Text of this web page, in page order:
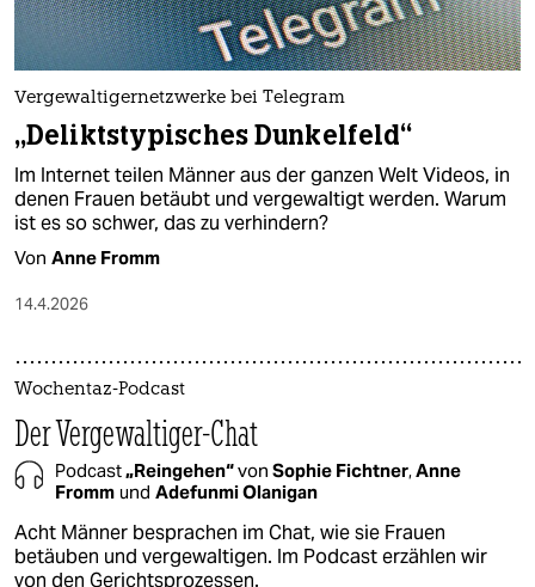
Vergewaltigernetzwerke bei Telegram
„Deliktstypisches Dunkelfeld“
Im Internet teilen Männer aus der ganzen Welt Videos, in
denen Frauen betäubt und vergewaltigt werden. Warum
ist es so schwer, das zu verhindern?
Von Anne Fromm
14.4.2026
Wochentaz-Podcast
Der Vergewaltiger-Chat
Podcast„Reingehen“von Sophie Fichtner,Anne
Fromm und Adefunmi Olanigan
Acht Männer besprachen im Chat, wie sie Frauen
betäuben und vergewaltigen. Im Podcast erzählen wir
von den Gerichtsprozessen.